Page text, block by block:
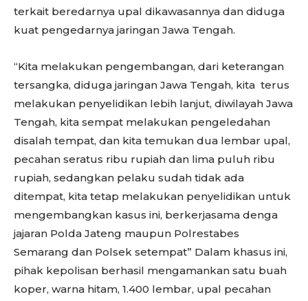
terkait beredarnya upal dikawasannya dan diduga
kuat pengedarnya jaringan Jawa Tengah.
“Kita melakukan pengembangan, dari keterangan
tersangka, diduga jaringan Jawa Tengah, kita terus
melakukan penyelidikan lebih lanjut, diwilayah Jawa
Tengah, kita sempat melakukan pengeledahan
disalah tempat, dan kita temukan dua lembar upal,
pecahan seratus ribu rupiah dan lima puluh ribu
rupiah, sedangkan pelaku sudah tidak ada
ditempat, kita tetap melakukan penyelidikan untuk
mengembangkan kasus ini, berkerjasama denga
jajaran Polda Jateng maupun Polrestabes
Semarang dan Polsek setempat” Dalam khasus ini,
pihak kepolisan berhasil mengamankan satu buah
koper, warna hitam, 1.400 lembar, upal pecahan